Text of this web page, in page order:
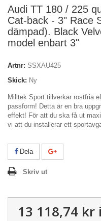
Audi TT 180 / 225
Cat-back - 3" Race
dämpad). Black
model enbart 3"
Artnr: SSXAU425
Skick: Ny
Milltek Sport tillverkar rostfria
passform! Detta är en bra
effekt! För att du ska få ut
vi att du installerar ett
Dela
Skriv ut
13 118,74 kr